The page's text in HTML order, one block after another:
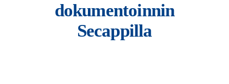
dokumentoinnin
Secappilla